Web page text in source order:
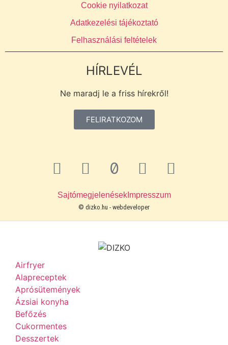
Cookie nyilatkozat
Adatkezelési tájékoztató
Felhasználási feltételek
HÍRLEVÉL
Ne maradj le a friss hírekről!
FELIRATKOZOM
SajtómegjelenésekImpresszum
© dizko.hu - webdeveloper
Airfryer
Alapreceptek
Aprósütemények
Ázsiai konyha
Befőzés
Cukormentes
Desszertek